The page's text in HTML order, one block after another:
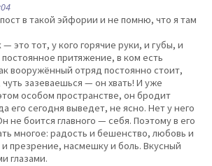
в такой эйфории и не помню, что я там
это тот, у кого горячие руки, и губы, и
постоянное притяжение, в ком есть
вооружённый отряд постоянно стоит,
зазеваешься — он хвать! И уже
особом пространстве, он бродит
его сегодня выведет, не ясно. Нет у него
не боится главного — себя. Поэтому в его
многое: радость и бешенство, любовь и
презрение, насмешку и боль. Вкусный
глазами.